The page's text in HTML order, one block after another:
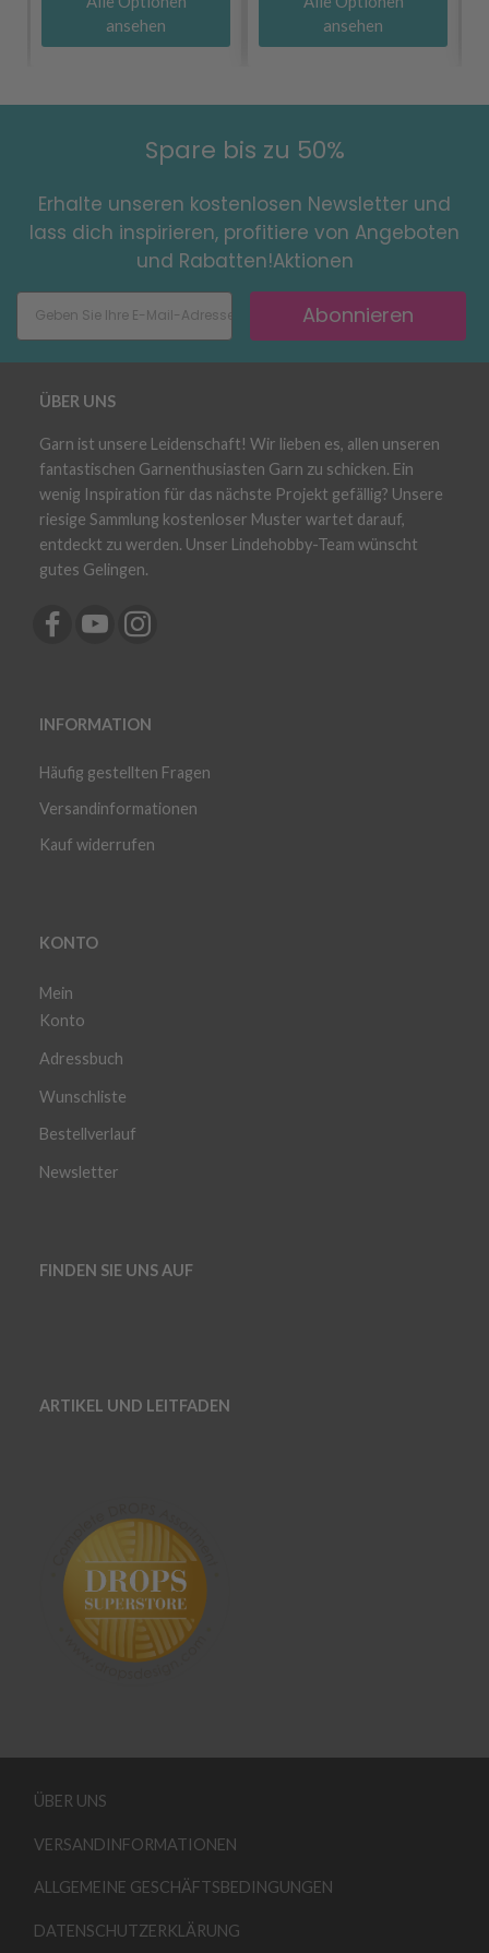
ansehen
ansehen
Spare bis zu 50%
Erhalte unseren kostenlosen Newsletter und
lass dich inspirieren, profitiere von Angeboten
und Rabatten!Aktionen
Abonnieren
ÜBER UNS
Garn ist unsere Leidenschaft! Wir lieben es, allen unseren
fantastischen Garnenthusiasten Garn zu schicken. Ein
wenig Inspiration für das nächste Projekt gefällig? Unsere
riesige Sammlung kostenloser Muster wartet darauf,
entdeckt zu werden. Unser Lindehobby-Team wünscht
gutes Gelingen.
INFORMATION
Häufig gestellten Fragen
Versandinformationen
Kauf widerrufen
KONTO
Mein
Konto
Adressbuch
Wunschliste
Bestellverlauf
Newsletter
FINDEN SIE UNS AUF
ARTIKEL UND LEITFADEN
ÜBER UNS
VERSANDINFORMATIONEN
ALLGEMEINE GESCHÄFTSBEDINGUNGEN
DATENSCHUTZERKLÄRUNG